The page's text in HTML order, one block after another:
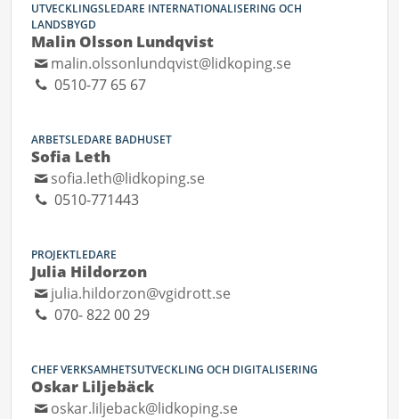
UTVECKLINGSLEDARE INTERNATIONALISERING OCH
LANDSBYGD
Malin Olsson Lundqvist
malin.olssonlundqvist@lidkoping.se
0510-77 65 67
ARBETSLEDARE BADHUSET
Sofia Leth
sofia.leth@lidkoping.se
0510-771443
PROJEKTLEDARE
Julia Hildorzon
julia.hildorzon@vgidrott.se
070- 822 00 29
CHEF VERKSAMHETSUTVECKLING OCH DIGITALISERING
Oskar Liljebäck
oskar.liljeback@lidkoping.se